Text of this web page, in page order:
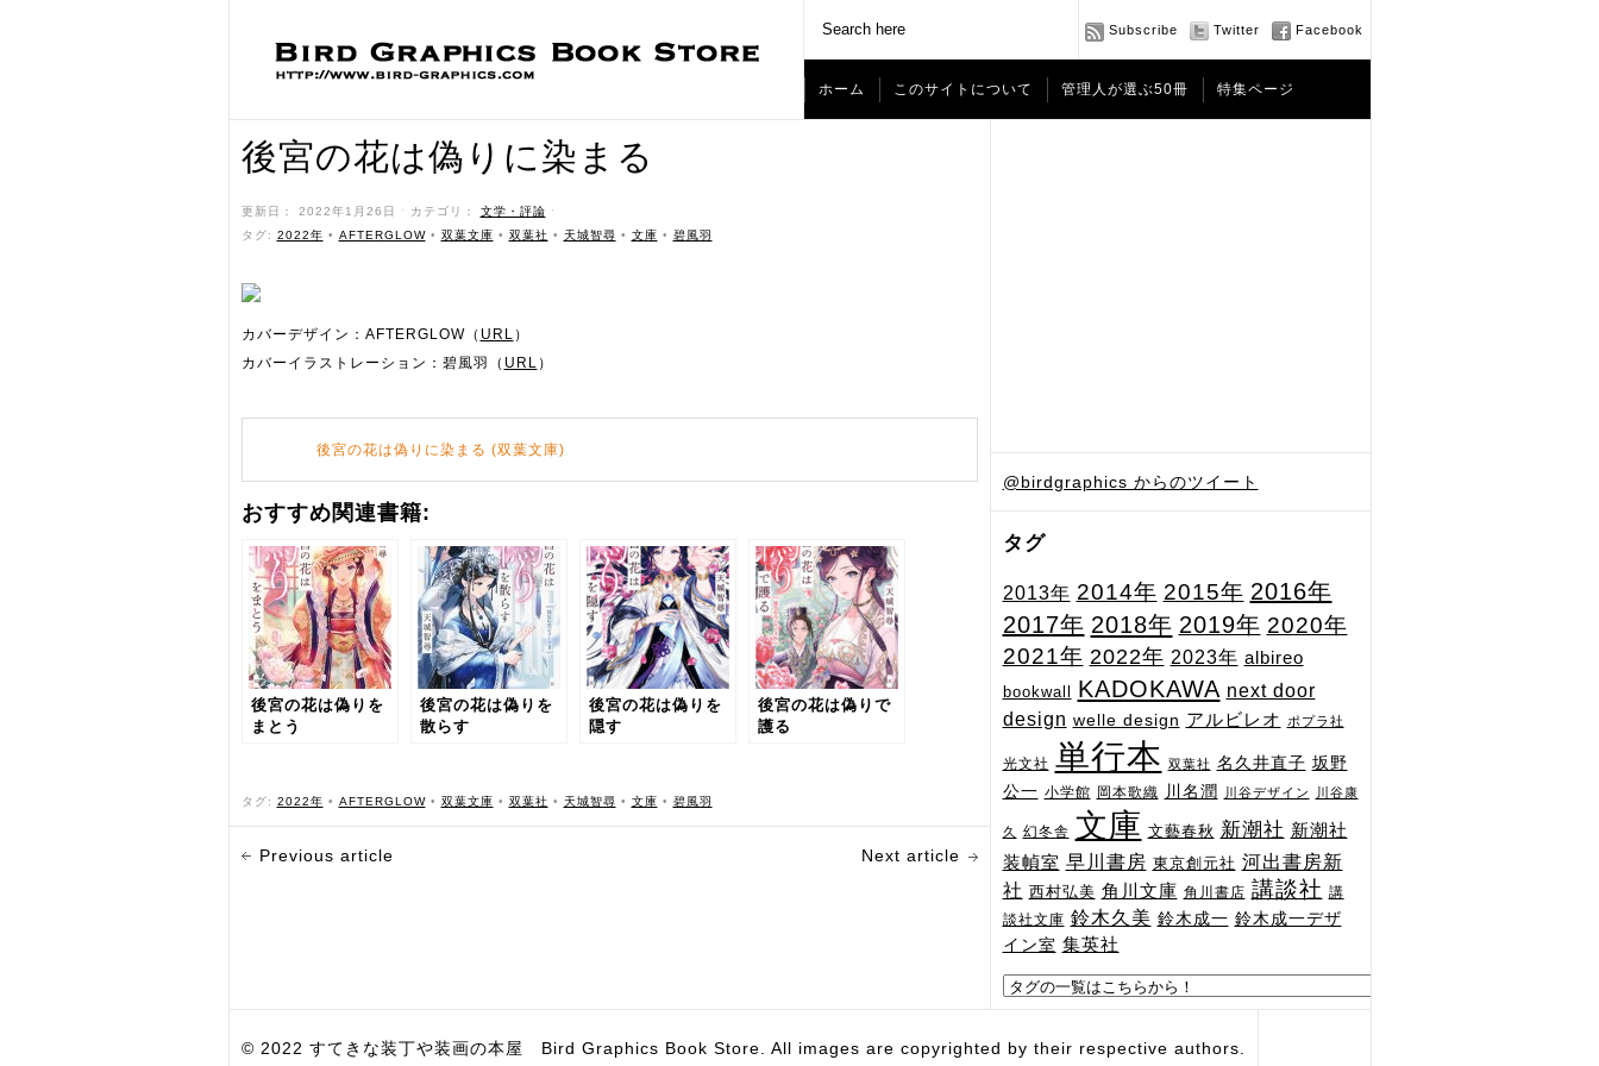
Subscribe Twitter Facebook
ホーム このサイトについて 管理人が選ぶ50冊 特集ページ
@birdgraphics からのツイート
タグ
2013年 2014年 2015年 2016年
2017年 2018年 2019年 2020年
2021年 2022年 2023年 albireo
bookwall KADOKAWA next door
design welle design アルビレオ ポプラ社
光文社 単行本 双葉社 名久井直子 坂野
公一 小学館 岡本歌織 川名潤 川谷デザイン 川谷康
久 幻冬舎 文庫 文藝春秋 新潮社 新潮社
装幀室 早川書房 東京創元社 河出書房新
社 西村弘美 角川文庫 角川書店 講談社 講
談社文庫 鈴木久美 鈴木成一 鈴木成一デザ
イン室 集英社
後宮の花は偽りに染まる
更新日： 2022年1月26日 ˑ カテゴリ： 文学・評論 ˑ
タグ: 2022年 • AFTERGLOW• 双葉文庫 • 双葉社 • 天城智尋 • 文庫 • 碧風羽
カバーデザイン：AFTERGLOW（ URL ）
カバーイラストレーション：碧風羽（ URL ）
後宮の花は偽りに染まる (双葉文庫)
おすすめ関連書籍:
後宮の花は偽りを
まとう
後宮の花は偽りを
散らす
後宮の花は偽りを
隠す
後宮の花は偽りで
護る
タグ: 2022年 • AFTERGLOW• 双葉文庫 • 双葉社 • 天城智尋 • 文庫 • 碧風羽
Previous article Next article
© 2022 すてきな装丁や装画の本屋 Bird Graphics Book Store. All images are copyrighted by their respective authors.